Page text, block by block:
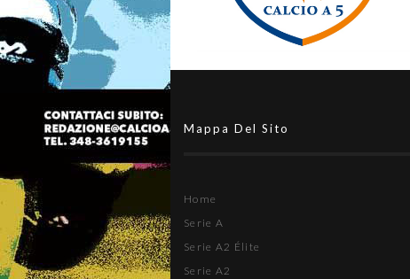
Mappa Del Sito
Home
Serie A
Serie A2 Élite
Serie A2